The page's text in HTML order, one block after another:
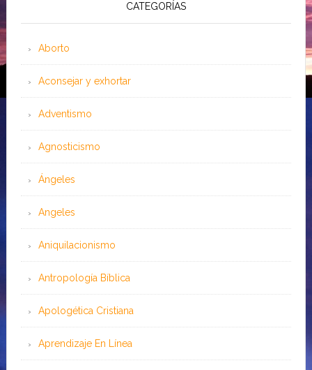
CATEGORÍAS
Aborto
Aconsejar y exhortar
Adventismo
Agnosticismo
Ángeles
Angeles
Aniquilacionismo
Antropología Bíblica
Apologética Cristiana
Aprendizaje En Línea